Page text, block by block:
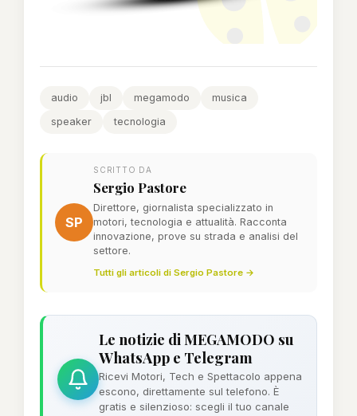
audio jbl megamodo
musica
speaker
tecnologia
SP
SCRITTO DA
Sergio Pastore
Direttore, giornalista specializzato in
motori, tecnologia e attualità. Racconta
innovazione, prove su strada e analisi del
settore.
Tutti gli articoli di Sergio Pastore →
Le notizie di MEGAMODO su
WhatsApp e Telegram
Ricevi Motori, Tech e Spettacolo appena
escono, direttamente sul telefono. È
gratis e silenzioso: scegli il tuo canale